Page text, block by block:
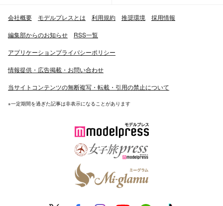
会社概要 モデルプレスとは 利用規約 推奨環境 採用情報
編集部からのお知らせ RSS一覧
アプリケーションプライバシーポリシー
情報提供・広告掲載・お問い合わせ
当サイトコンテンツの無断複写・転載・引用の禁止について
※一定期間を過ぎた記事は非表示になることがあります